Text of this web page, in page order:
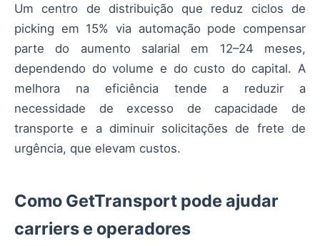
Um centro de distribuição que reduz ciclos de
picking em 15% via automação pode compensar
parte do aumento salarial em 12–24 meses,
dependendo do volume e do custo do capital. A
melhora na eficiência tende a reduzir a
necessidade de excesso de capacidade de
transporte e a diminuir solicitações de frete de
urgência, que elevam custos.
Como GetTransport pode ajudar
carriers e operadores